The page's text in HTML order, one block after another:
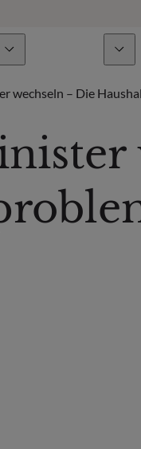
wechseln – Die